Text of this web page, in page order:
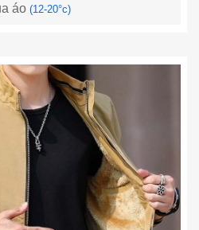
áo (12-20°c)